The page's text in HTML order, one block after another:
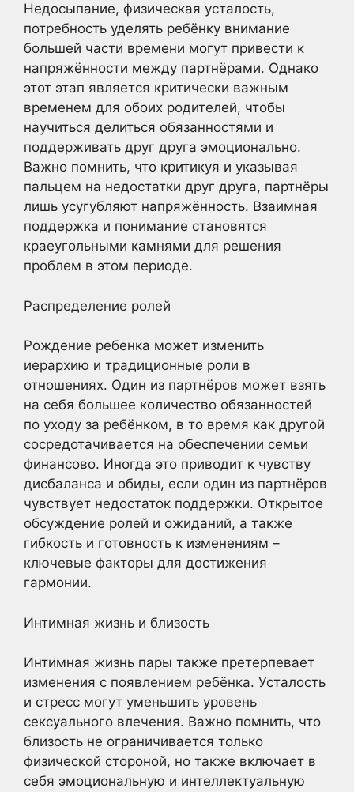
Недосыпание, физическая усталость,
потребность уделять ребёнку внимание
большей части времени могут привести к
напряжённости между партнёрами. Однако
этот этап является критически важным
временем для обоих родителей, чтобы
научиться делиться обязанностями и
поддерживать друг друга эмоционально.
Важно помнить, что критикуя и указывая
пальцем на недостатки друг друга, партнёры
лишь усугубляют напряжённость. Взаимная
поддержка и понимание становятся
краеугольными камнями для решения
проблем в этом периоде.
Распределение ролей
Рождение ребенка может изменить
иерархию и традиционные роли в
отношениях. Один из партнёров может взять
на себя большее количество обязанностей
по уходу за ребёнком, в то время как другой
сосредотачивается на обеспечении семьи
финансово. Иногда это приводит к чувству
дисбаланса и обиды, если один из партнёров
чувствует недостаток поддержки. Открытое
обсуждение ролей и ожиданий, а также
гибкость и готовность к изменениям –
ключевые факторы для достижения
гармонии.
Интимная жизнь и близость
Интимная жизнь пары также претерпевает
изменения с появлением ребёнка. Усталость
и стресс могут уменьшить уровень
сексуального влечения. Важно помнить, что
близость не ограничивается только
физической стороной, но также включает в
себя эмоциональную и интеллектуальную